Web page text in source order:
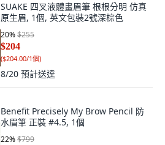
SUAKE 四叉液體畫眉筆 根根分明 仿真
原生眉, 1個, 英文包裝2號深棕色
20%$255
$204
($204.00/1個)
8/20 預計送達
Benefit Precisely My Brow Pencil 防
水眉筆 正裝 #4.5, 1個
22%$799